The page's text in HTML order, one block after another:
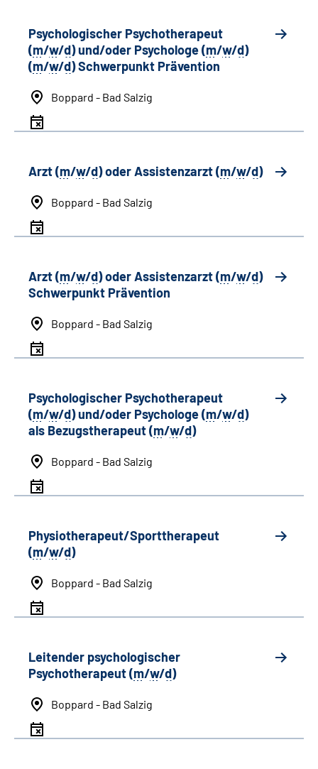
Psychologischer Psychotherapeut
(m/w/d) und/oder Psychologe (m/w/d)
(m/w/d) Schwerpunkt Prävention
Boppard - Bad Salzig
Arzt (m/w/d) oder Assistenzarzt (m/w/d)
Boppard - Bad Salzig
Arzt (m/w/d) oder Assistenzarzt (m/w/d)
Schwerpunkt Prävention
Boppard - Bad Salzig
Psychologischer Psychotherapeut
(m/w/d) und/oder Psychologe (m/w/d)
als Bezugstherapeut (m/w/d)
Boppard - Bad Salzig
Physiotherapeut/Sporttherapeut
(m/w/d)
Boppard - Bad Salzig
Leitender psychologischer
Psychotherapeut (m/w/d)
Boppard - Bad Salzig